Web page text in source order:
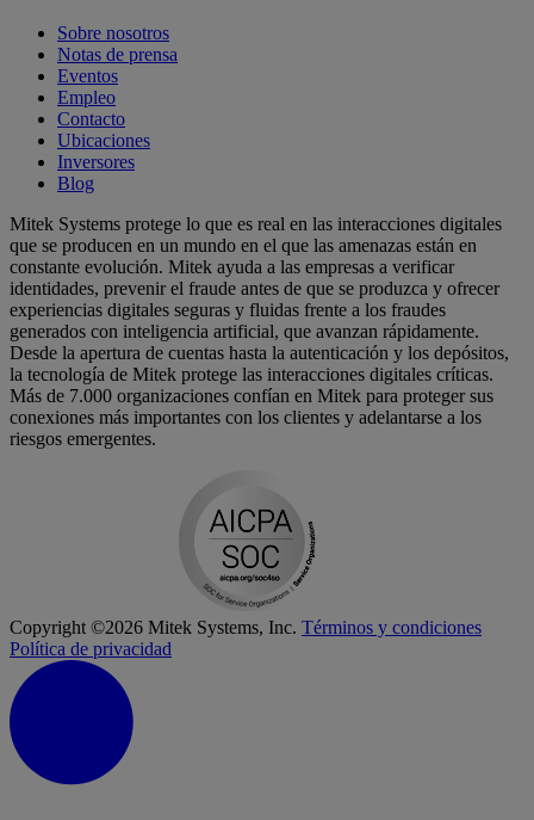
Sobre nosotros
Notas de prensa
Eventos
Empleo
Contacto
Ubicaciones
Inversores
Blog
Mitek Systems protege lo que es real en las interacciones digitales
que se producen en un mundo en el que las amenazas están en
constante evolución. Mitek ayuda a las empresas a verificar
identidades, prevenir el fraude antes de que se produzca y ofrecer
experiencias digitales seguras y fluidas frente a los fraudes
generados con inteligencia artificial, que avanzan rápidamente.
Desde la apertura de cuentas hasta la autenticación y los depósitos,
la tecnología de Mitek protege las interacciones digitales críticas.
Más de 7.000 organizaciones confían en Mitek para proteger sus
conexiones más importantes con los clientes y adelantarse a los
riesgos emergentes.
Copyright ©2026 Mitek Systems, Inc. Términos y condiciones
Política de privacidad